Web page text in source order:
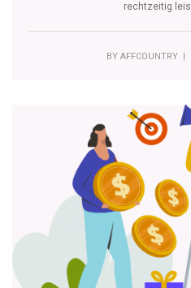
rechtzeitig
BY AFFCOUNTRY|